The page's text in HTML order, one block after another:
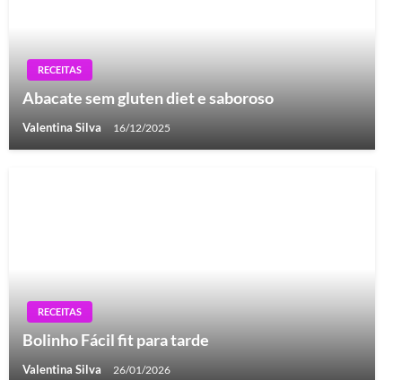
RECEITAS
Abacate sem gluten diet e saboroso
Valentina Silva 16/12/2025
RECEITAS
Bolinho Fácil fit para tarde
Valentina Silva 26/01/2026